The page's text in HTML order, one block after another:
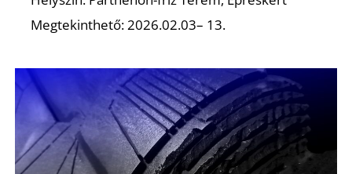
Megtekinthető: 2026.02.03– 13.